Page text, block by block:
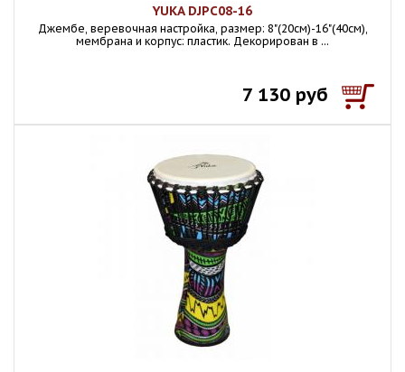
YUKA DJPC08-16
Джембе, веревочная настройка, размер: 8"(20см)-16"(40см),
мембрана и корпус: пластик. Декорирован в ...
7 130 руб